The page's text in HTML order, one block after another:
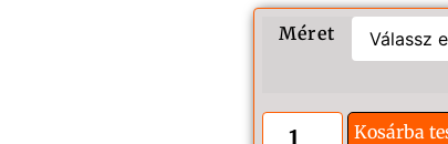
Méret
Kosárba